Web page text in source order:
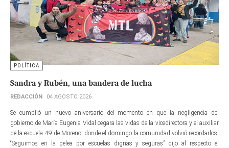
POLÍTICA
Sandra y Rubén, una bandera de lucha
REDACCIÓN 04 AGOSTO 2026
Se cumplió un nuevo aniversario del momento en que la negligencia del
gobierno de María Eugenia Vidal cegara las vidas de la vicedirectora y el auxiliar
de la escuela 49 de Moreno, donde el domingo la comunidad volvió recordarlos.
“Seguimos en la pelea por escuelas dignas y seguras” dijo al respecto el